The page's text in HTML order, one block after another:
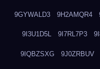
9GYWALD3 9H2AMQR4
9I3U1D5L 9I7RL7P3
9IQBZSXG 9J0ZRBUV